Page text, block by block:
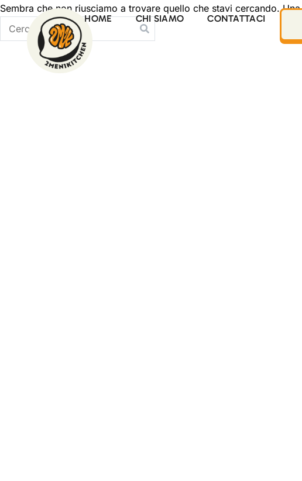
HOME CHI SIAMO CONTATTACI
Sembra che non riusciamo a trovare quello che stavi cercando.